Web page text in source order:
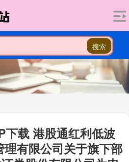
搜索
下载 港股通红利低波
有限公司关于旗下部